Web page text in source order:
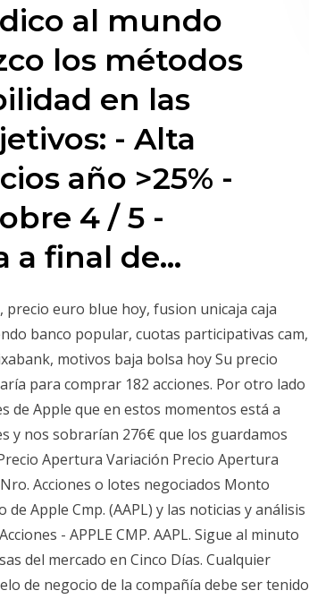
al mundo
los métodos
en las
- Alta
año >25% -
4 / 5 -
a final de…
euro blue hoy, fusion unicaja caja
banco popular, cuotas participativas cam,
motivos baja bolsa hoy Su precio
para comprar 182 acciones. Por otro lado
de Apple que en estos momentos está a
y nos sobrarían 276€ que los guardamos
Apertura Variación Precio Apertura
Acciones o lotes negociados Monto
Apple Cmp. (AAPL) y las noticias y análisis
- APPLE CMP. AAPL. Sigue al minuto
del mercado en Cinco Días. Cualquier
de negocio de la compañía debe ser tenido